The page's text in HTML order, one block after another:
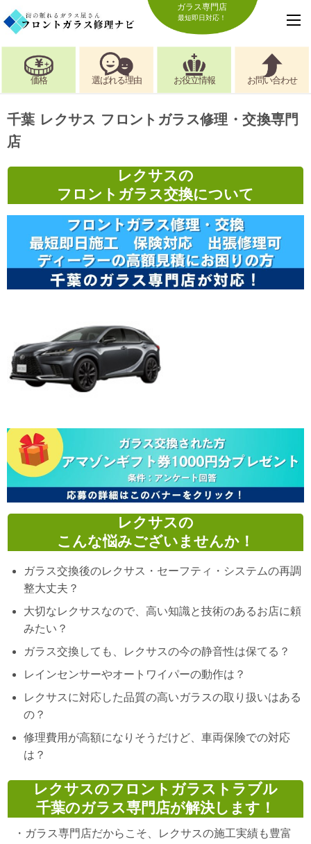
ガラス専門店
最短即日対応！
価格 選ばれる理由 お役立情報 お問い合わせ
千葉 レクサス フロントガラス修理・交換専門
店
レクサスの
フロントガラス交換について
レクサスの
こんな悩みございませんか！
ガラス交換後のレクサス・セーフティ・システムの再調
整大丈夫？
大切なレクサスなので、高い知識と技術のあるお店に頼
みたい？
ガラス交換しても、レクサスの今の静音性は保てる？
レインセンサーやオートワイパーの動作は？
レクサスに対応した品質の高いガラスの取り扱いはある
の？
修理費用が高額になりそうだけど、車両保険での対応
は？
レクサスのフロントガラストラブル
千葉のガラス専門店が解決します！
・ ガラス専門店だからこそ、レクサスの施工実績も豊富